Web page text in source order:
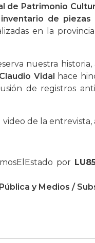
de Patrimonio
de piezas
en la
nuestra
Claudio Vidal
hace
de registros
video de la
por
y Medios /